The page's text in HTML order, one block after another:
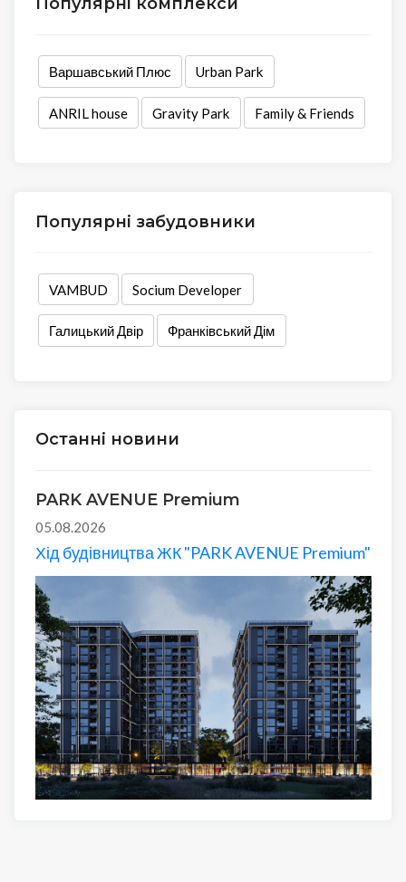
Варшавський Плюс Urban Park
ANRIL house Gravity Park Family & Friends
Популярні забудовники
VAMBUD Socium Developer
Галицький Двір Франківський Дім
Останні новини
PARK AVENUE Premium
05.08.2026
Хід будівництва ЖК "PARK AVENUE Premium"